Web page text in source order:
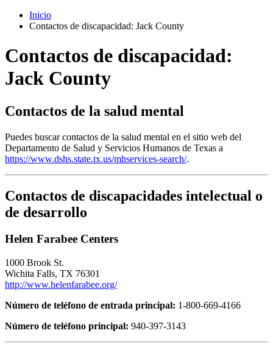
Inicio
Contactos de discapacidad: Jack County
Contactos de discapacidad:
Jack County
Contactos de la salud mental
Puedes buscar contactos de la salud mental en el sitio web del
Departamento de Salud y Servicios Humanos de Texas a
https://www.dshs.state.tx.us/mhservices-search/.
Contactos de discapacidades intelectual o
de desarrollo
Helen Farabee Centers
1000 Brook St.
Wichita Falls, TX 76301
http://www.helenfarabee.org/
Número de teléfono de entrada principal: 1-800-669-4166
Número de teléfono principal: 940-397-3143